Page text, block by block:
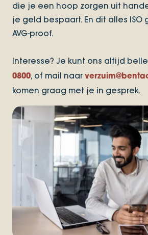
die je een hoop zorgen uit
je geld bespaart. En dit alles
AVG-proof.
Interesse? Je kunt ons altijd
0800, of mail naar
komen graag met je in gesprek.